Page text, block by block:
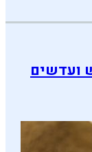
ועדשים